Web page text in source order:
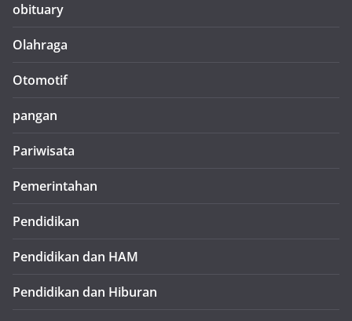
obituary
Olahraga
Otomotif
pangan
Pariwisata
Pemerintahan
Pendidikan
Pendidikan dan HAM
Pendidikan dan Hiburan